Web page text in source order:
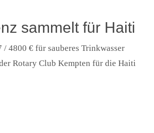
sammelt für Haiti
4800 € für sauberes Trinkwasser
Rotary Club Kempten für die Haiti